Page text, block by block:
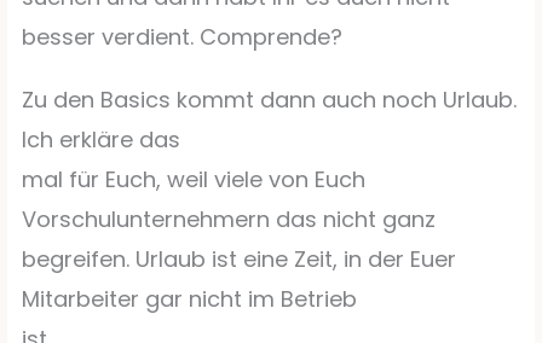
besser verdient. Comprende?
Zu den Basics kommt dann auch noch Urlaub.
Ich erkläre das
mal für Euch, weil viele von Euch
Vorschulunternehmern das nicht ganz
begreifen. Urlaub ist eine Zeit, in der Euer
Mitarbeiter gar nicht im Betrieb